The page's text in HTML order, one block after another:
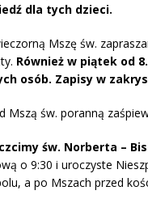
dla tych dzieci.
Mszę św.
Również w piątek od
osób. Zapisy w
Mszą św. poranną
św. Norberta –
o 9:30 i uroczyste
a po Mszach przed